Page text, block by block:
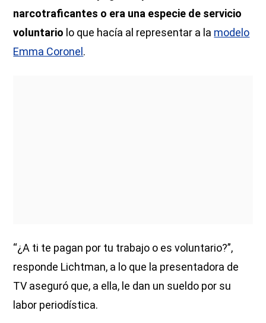
narcotraficantes o era una especie de servicio
voluntario lo que hacía al representar a la modelo
Emma Coronel .
“¿A ti te pagan por tu trabajo o es voluntario?”,
responde Lichtman, a lo que la presentadora de
TV aseguró que, a ella, le dan un sueldo por su
labor periodística.